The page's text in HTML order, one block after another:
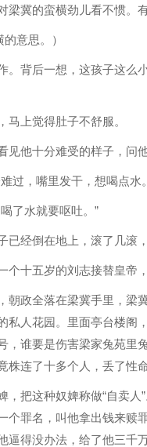
梁冀的蛮横劲儿看不惯。
意思。）
。背后一想，这孩子这
上觉得肚子不舒服。
他十分难受的样子，问
过，嘴里发干，想喝点水
了水就要呕吐。”
经倒在地上，滚了几滚，
十五岁的刘志接替皇帝
朝政全落在梁冀手里，
私人花园。里面亭台楼
，谁要是伤害梁家兔苑里
连了十多个人，丢了性命
把这种奴婢称做“自卖
个罪名，叫他拿出钱来
逼得没办法，给了他三